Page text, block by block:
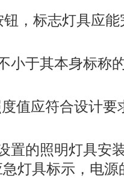
，标志灯具应
小于其本身标称
值应符合设计要
置的照明灯具安
灯具标示，电